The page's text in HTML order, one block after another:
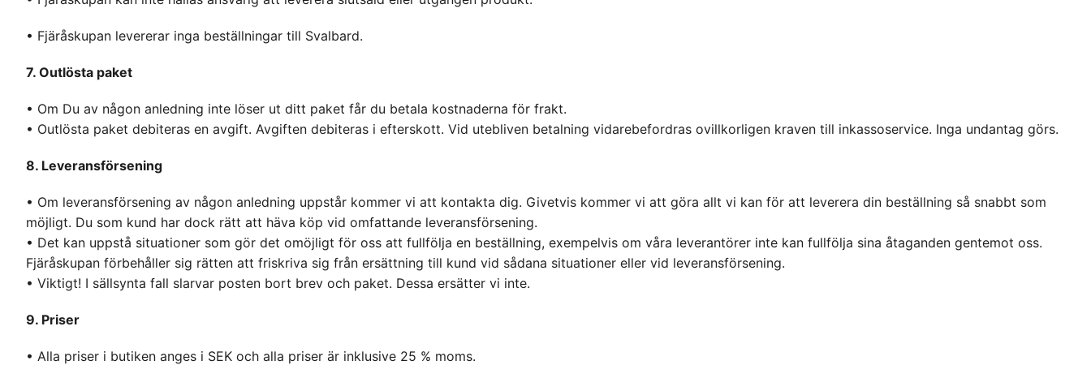
• Fjäråskupan levererar inga beställningar till Svalbard.
7. Outlösta paket
• Om Du av någon anledning inte löser ut ditt paket får du betala kostnaderna för frakt.
• Outlösta paket debiteras en avgift. Avgiften debiteras i efterskott. Vid utebliven betalning vidarebefordras ovillkorligen kraven till inkassoservice. Inga undantag görs.
8. Leveransförsening
• Om leveransförsening av någon anledning uppstår kommer vi att kontakta dig. Givetvis kommer vi att göra allt vi kan för att leverera din beställning så snabbt som
möjligt. Du som kund har dock rätt att häva köp vid omfattande leveransförsening.
• Det kan uppstå situationer som gör det omöjligt för oss att fullfölja en beställning, exempelvis om våra leverantörer inte kan fullfölja sina åtaganden gentemot oss.
Fjäråskupan förbehåller sig rätten att friskriva sig från ersättning till kund vid sådana situationer eller vid leveransförsening.
• Viktigt! I sällsynta fall slarvar posten bort brev och paket. Dessa ersätter vi inte.
9. Priser
• Alla priser i butiken anges i SEK och alla priser är inklusive 25 % moms.